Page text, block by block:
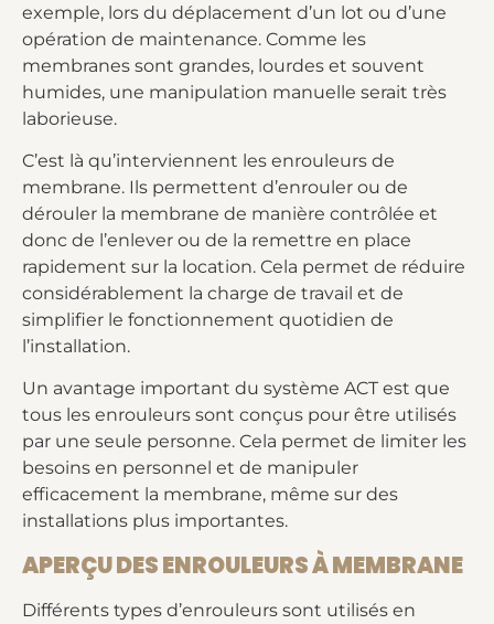
exemple, lors du déplacement d’un lot ou d’une
opération de maintenance. Comme les
membranes sont grandes, lourdes et souvent
humides, une manipulation manuelle serait très
laborieuse.
C’est là qu’interviennent les enrouleurs de
membrane. Ils permettent d’enrouler ou de
dérouler la membrane de manière contrôlée et
donc de l’enlever ou de la remettre en place
rapidement sur la location. Cela permet de réduire
considérablement la charge de travail et de
simplifier le fonctionnement quotidien de
l’installation.
Un avantage important du système ACT est que
tous les enrouleurs sont conçus pour être utilisés
par une seule personne. Cela permet de limiter les
besoins en personnel et de manipuler
efficacement la membrane, même sur des
installations plus importantes.
APERÇU DES ENROULEURS À MEMBRANE
Différents types d’enrouleurs sont utilisés en